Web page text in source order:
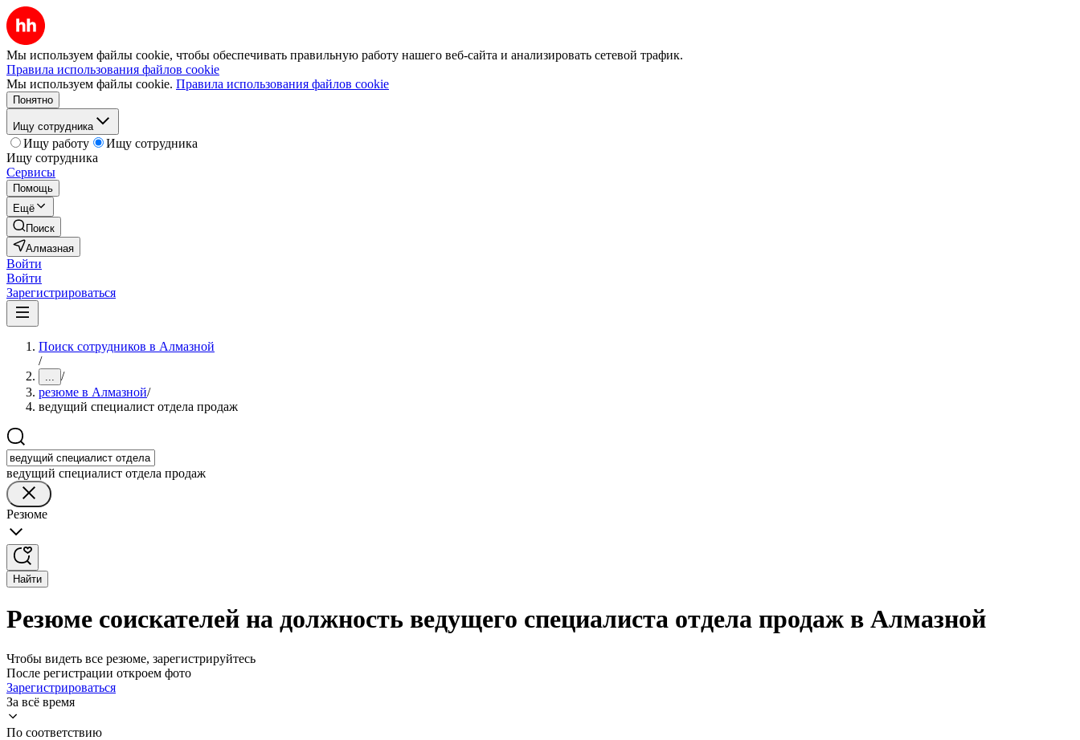
Мы используем файлы cookie, чтобы обеспечивать правильную работу нашего веб-сайта и анализировать сетевой трафик.
Правила использования файлов cookie
Мы используем файлы cookie. Правила использования файлов cookie
Понятно
Ищу сотрудника
Ищу работу
Ищу сотрудника
Ищу сотрудника
Сервисы
Помощь
Ещё
Поиск
Алмазная
Войти
Войти
Зарегистрироваться
Поиск сотрудников в Алмазной
/
... /
резюме в Алмазной/
ведущий специалист отдела продаж
ведущий специалист отдела продаж
Резюме
Найти
Резюме соискателей на должность ведущего специалиста отдела продаж в Алмазной
Чтобы видеть все резюме, зарегистрируйтесь
После регистрации откроем фото
Зарегистрироваться
За всё время
По соответствию